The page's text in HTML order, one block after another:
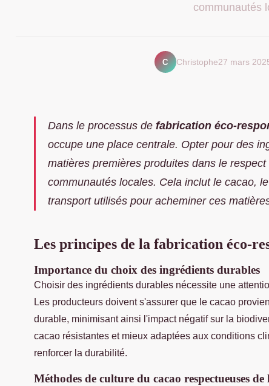
communautés
C Christophe27 mars
Dans le processus de fabrication éco-
occupe une place centrale. Opter pour des
matières premières produites dans le
communautés locales. Cela inclut le cacao,
transport utilisés pour acheminer ces
Les principes de la fabrication éco-
Importance du choix des ingrédients durables
Choisir des ingrédients durables nécessite une
Les producteurs doivent s'assurer que le cacao
durable, minimisant ainsi l'impact négatif sur la
cacao résistantes et mieux adaptées aux conditions
renforcer la durabilité.
Méthodes de culture du cacao respectueuses